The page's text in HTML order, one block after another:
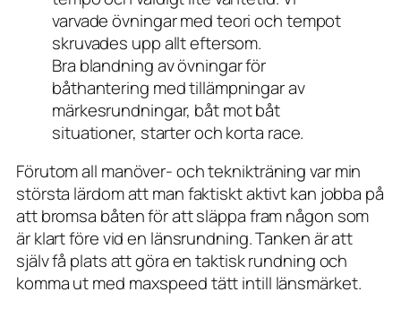
varvade övningar med teori och tempot
skruvades upp allt eftersom.
Bra blandning av övningar för
båthantering med tillämpningar av
märkesrundningar, båt mot båt
situationer, starter och korta race.
Förutom all manöver- och teknikträning var min
största lärdom att man faktiskt aktivt kan jobba på
att bromsa båten för att släppa fram någon som
är klart före vid en länsrundning. Tanken är att
själv få plats att göra en taktisk rundning och
komma ut med maxspeed tätt intill länsmärket.